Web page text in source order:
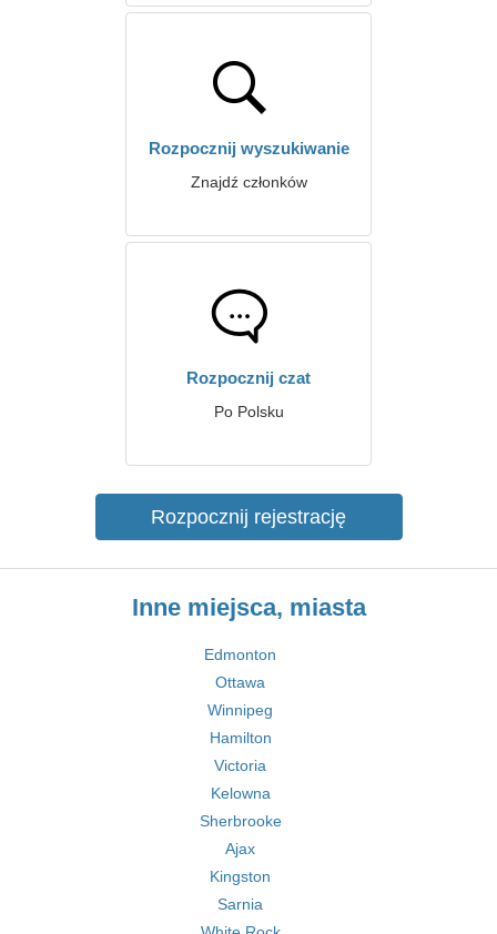
Rozpocznij wyszukiwanie
Znajdź członków
Rozpocznij czat
Po Polsku
Rozpocznij rejestrację
Inne miejsca, miasta
Edmonton
Ottawa
Winnipeg
Hamilton
Victoria
Kelowna
Sherbrooke
Ajax
Kingston
Sarnia